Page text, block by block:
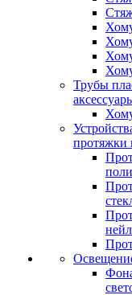
Трубы
протяжки